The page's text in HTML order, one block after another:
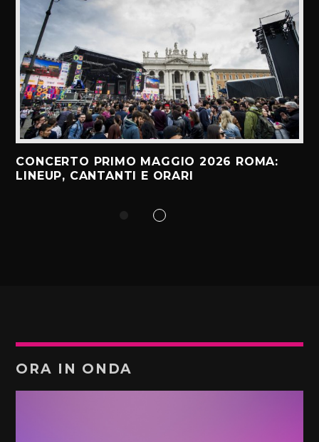
CONCERTO PRIMO MAGGIO 2026 ROMA:
LINEUP, CANTANTI E ORARI
ORA IN ONDA